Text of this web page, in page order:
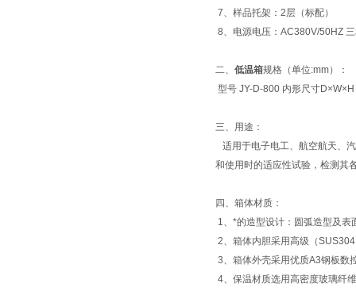
7、样品托架：2层（标配）
8、电源电压：AC380V/50HZ
二、 低温箱规格（单位:mm）：
型号 JY-D-800 内形尺寸
三、用途：
适用于电子电工、航空航天、
和使用时的适应性试验，检测其
四、箱体材质：
1、*的造型设计：圆弧造型及表
2、箱体内胆采用高级（
3、箱体外壳采用优质A3钢板数
4、保温材质选用高密度玻璃纤